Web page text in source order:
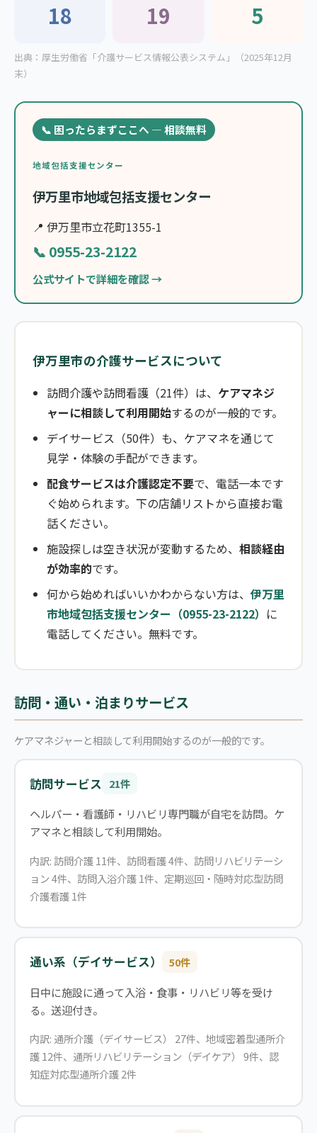
18 19 5
出典：厚生労働省「介護サービス情報公表システム」（2025年12月
末）
📞 困ったらまずここへ — 相談無料
地域包括支援センター
伊万里市地域包括支援センター
📍 伊万里市立花町1355-1
📞 0955-23-2122
公式サイトで詳細を確認 →
伊万里市の介護サービスについて
訪問介護や訪問看護（21件）は、 ケアマネジ
ャーに相談して利用開始するのが一般的です。
デイサービス（50件）も、ケアマネを通じて
見学・体験の手配ができます。
配食サービスは介護認定不要で、電話一本です
ぐ始められます。下の店舗リストから直接お電
話ください。
施設探しは空き状況が変動するため、 相談経由
が効率的です。
何から始めればいいかわからない方は、 伊万里
市地域包括支援センター（0955-23-2122） に
電話してください。無料です。
訪問・通い・泊まりサービス
ケアマネジャーと相談して利用開始するのが一般的です。
訪問サービス 21件
ヘルパー・看護師・リハビリ専門職が自宅を訪問。ケ
アマネと相談して利用開始。
内訳: 訪問介護 11件、訪問看護 4件、訪問リハビリテーシ
ョン 4件、訪問入浴介護 1件、定期巡回・随時対応型訪問
介護看護 1件
通い系（デイサービス） 50件
日中に施設に通って入浴・食事・リハビリ等を受け
る。送迎付き。
内訳: 通所介護（デイサービス） 27件、地域密着型通所介
護 12件、通所リハビリテーション（デイケア） 9件、認
知症対応型通所介護 2件